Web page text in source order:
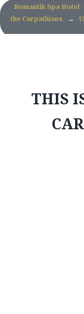
Romantik Spa Hotel
the Carpathians
→
THIS